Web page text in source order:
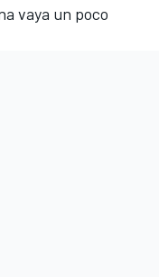
vaya un poco